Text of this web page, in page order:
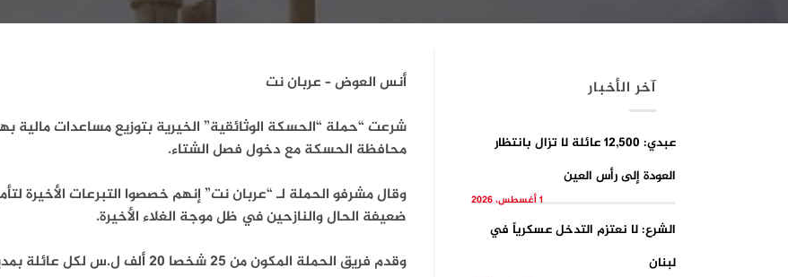
آخر الأخبار
عبدي: 12,500 عائلة لا تزال بانتظار
العودة إلى رأس العين
1 أغسطس، 2026
الشرع: لا نعتزم التدخل عسكرياً في
لبنان
أنس العوض – عربان نت
شرعت “حملة “الحسكة الوثائقية” الخيرية بتوزيع مساعدات مالية
محافظة الحسكة مع دخول فصل الشتاء.
وقال مشرفو الحملة لـ “عربان نت” إنهم خصصوا التبرعات الأخيرة
ضعيفة الحال والنازحين في ظل موجة الغلاء الأخيرة.
وقدم فريق الحملة المكون من 25 شخصا 20 ألف ل.س لكل عائلة بمدينتي الحسكة والقامشلي وريفهما.